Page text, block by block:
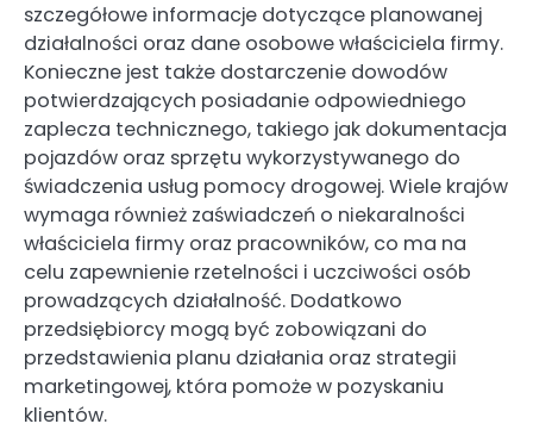
szczegółowe informacje dotyczące planowanej
działalności oraz dane osobowe właściciela firmy.
Konieczne jest także dostarczenie dowodów
potwierdzających posiadanie odpowiedniego
zaplecza technicznego, takiego jak dokumentacja
pojazdów oraz sprzętu wykorzystywanego do
świadczenia usług pomocy drogowej. Wiele krajów
wymaga również zaświadczeń o niekaralności
właściciela firmy oraz pracowników, co ma na
celu zapewnienie rzetelności i uczciwości osób
prowadzących działalność. Dodatkowo
przedsiębiorcy mogą być zobowiązani do
przedstawienia planu działania oraz strategii
marketingowej, która pomoże w pozyskaniu
klientów.